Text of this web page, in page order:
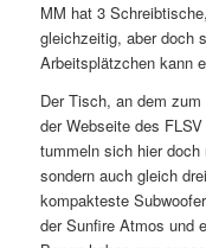
MM hat 3
gleichzeitig, aber doch
Arbeitsplätzchen kann
Der Tisch, an dem
der Webseite des
tummeln sich hier
sondern auch gleich
kompakteste
der Sunfire Atmos und